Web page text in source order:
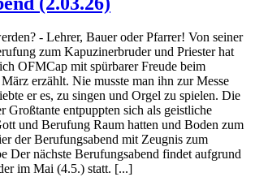
- Lehrer, Bauer oder Pfarrer! Von seiner
zum Kapuzinerbruder und Priester hat
OFMCap mit spürbarer Freude beim
erzählt. Nie musste man ihn zur Messe
er es, zu singen und Orgel zu spielen. Die
Großtante entpuppten sich als geistliche
und Berufung Raum hatten und Boden zum
der Berufungsabend mit Zeugnis zum
Der nächste Berufungsabend findet aufgrund
im Mai (4.5.) statt. [...]